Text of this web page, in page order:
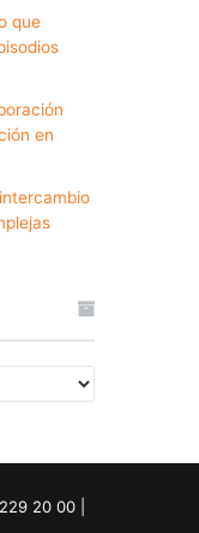
que
en
20 00 |